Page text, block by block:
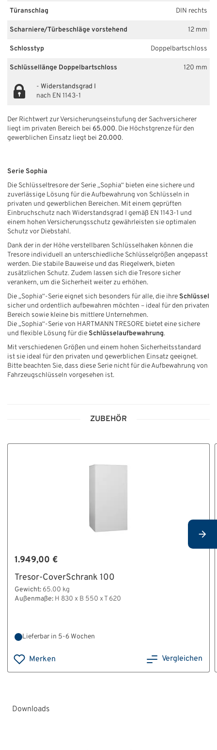
Türanschlag DIN rechts
Scharniere/Türbeschläge vorstehend 12 mm
Schlosstyp Doppelbartschloss
Schlüssellänge Doppelbartschloss 120 mm
- Widerstandsgrad I
nach EN 1143-1
Der Richtwert zur Versicherungseinstufung der Sachversicherer
liegt im privaten Bereich bei 65.000. Die Höchstgrenze für den
gewerblichen Einsatz liegt bei 20.000.
Serie Sophia
Die Schlüsseltresore der Serie „Sophia“ bieten eine sichere und
zuverlässige Lösung für die Aufbewahrung von Schlüsseln in
privaten und gewerblichen Bereichen. Mit einem geprüften
Einbruchschutz nach Widerstandsgrad I gemäß EN 1143-1 und
einem hohen Versicherungsschutz gewährleisten sie optimalen
Schutz vor Diebstahl.
Dank der in der Höhe verstellbaren Schlüsselhaken können die
Tresore individuell an unterschiedliche Schlüsselgrößen angepasst
werden. Die stabile Bauweise und das Riegelwerk, bieten
zusätzlichen Schutz. Zudem lassen sich die Tresore sicher
verankern, um die Sicherheit weiter zu erhöhen.
Die „Sophia“-Serie eignet sich besonders für alle, die ihre Schlüssel
sicher und ordentlich aufbewahren möchten – ideal für den privaten
Bereich sowie kleine bis mittlere Unternehmen.
Die „Sophia“-Serie von HARTMANN TRESORE bietet eine sichere
und flexible Lösung für die Schlüsselaufbewahrung.
Mit verschiedenen Größen und einem hohen Sicherheitsstandard
ist sie ideal für den privaten und gewerblichen Einsatz geeignet.
Bitte beachten Sie, dass diese Serie nicht für die Aufbewahrung von
Fahrzeugschlüsseln vorgesehen ist.
ZUBEHÖR
1.949,00 €
Tresor-CoverSchrank 100
Gewicht: 65.00 kg
Außenmaße: H 830 x B 550 x T 620
Lieferbar in 5-6 Wochen
Merken Vergleichen
Downloads